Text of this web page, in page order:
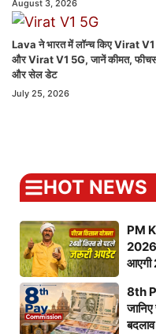
August 3, 2026
Lava ने भारत में लॉन्च किए Virat V1
और Virat V1 5G, जानें कीमत,
और सेल डेट
July 25, 2026
HOT NEWS
PM
आएगी
8th
बदलाव